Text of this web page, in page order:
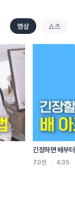
까요?
다
영상 쇼츠
긴장하면 배부
7.0천 4:35